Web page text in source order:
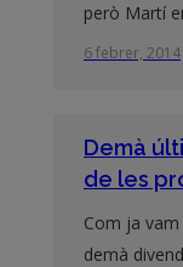
però Martí
6 febrer, 2014
Demà
de les
Com ja
demà